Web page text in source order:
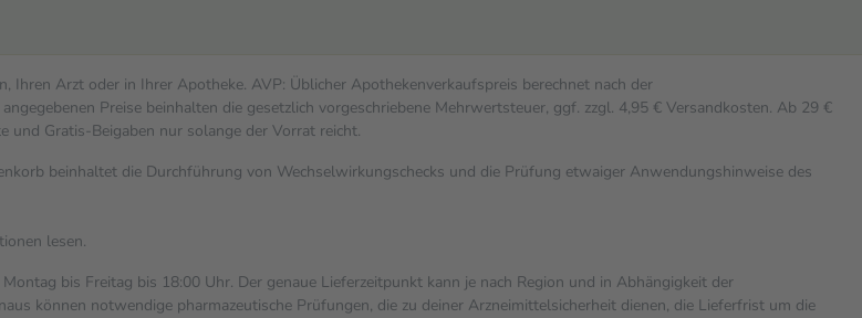
Arzt oder in Ihrer Apotheke. AVP: Üblicher Apothekenverkaufspreis berechnet nach der
Preise beinhalten die gesetzlich vorgeschriebene Mehrwertsteuer, ggf. zzgl. 4,95 € Versandkosten. Ab 29 €
Gratis-Beigaben nur solange der Vorrat reicht.
beinhaltet die Durchführung von Wechselwirkungschecks und die Prüfung etwaiger Anwendungshinweise des
lesen.
bis Freitag bis 18:00 Uhr. Der genaue Lieferzeitpunkt kann je nach Region und in Abhängigkeit der
können notwendige pharmazeutische Prüfungen, die zu deiner Arzneimittelsicherheit dienen, die Lieferfrist um die